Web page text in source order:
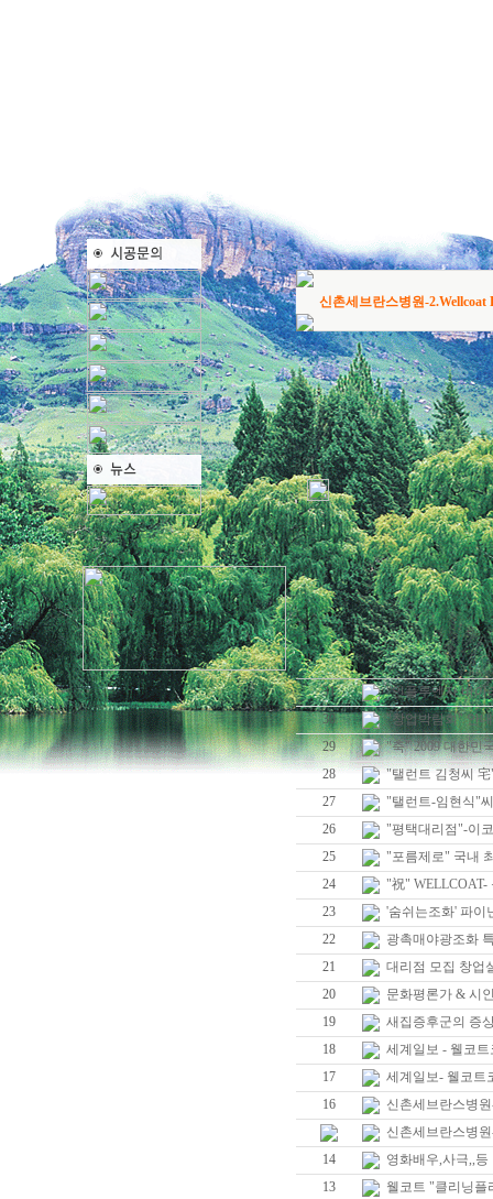
신촌세브란스병원-2.Wellcoat
,,
31
"인플루엔자 바이
30
"창업박람회" 안
29
"축" 2009 대한민
28
"탤런트 김청씨
27
"탤런트-임현식"
26
"평택대리점"-이
25
"포름제로" 국내
24
"祝"
23
'숨쉬는조화' 파이
22
광촉매야광조화
21
대리점 모집 창업
20
문화평론가 & 시
19
새집증후군의 증
18
세계일보 - 웰코
17
세계일보- 웰코트
16
신촌세브란스병
신촌세브란스병원
14
영화배우,사극,,
13
웰코트 "클리닝플